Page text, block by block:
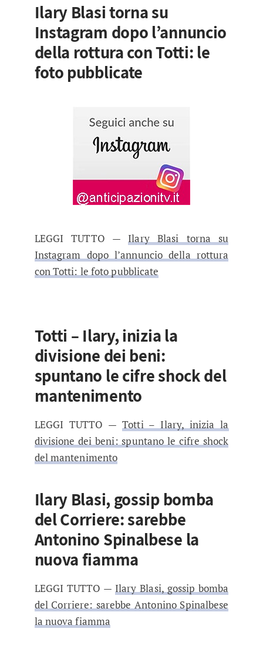
Ilary Blasi torna su
Instagram dopo l’annuncio
della rottura con Totti: le
foto pubblicate
LEGGI TUTTO — Ilary Blasi torna su
Instagram dopo l’annuncio della rottura
con Totti: le foto pubblicate
Totti – Ilary, inizia la
divisione dei beni:
spuntano le cifre shock del
mantenimento
LEGGI TUTTO —Totti – Ilary, inizia la
divisione dei beni: spuntano le cifre shock
del mantenimento
Ilary Blasi, gossip bomba
del Corriere: sarebbe
Antonino Spinalbese la
nuova fiamma
LEGGI TUTTO — Ilary Blasi, gossip bomba
del Corriere: sarebbe Antonino Spinalbese
la nuova fiamma